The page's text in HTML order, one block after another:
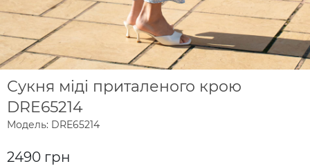
Сукня міді приталеного крою
DRE65214
Модель: DRE65214
2490 грн